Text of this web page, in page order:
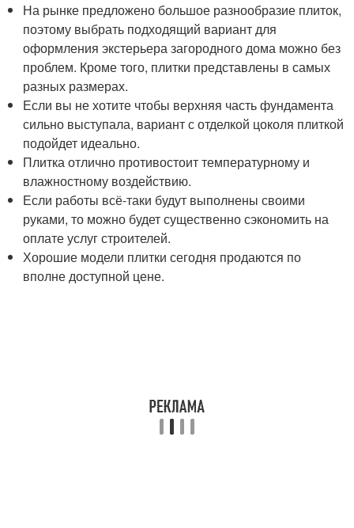
На рынке предложено большое разнообразие плиток,
поэтому выбрать подходящий вариант для
оформления экстерьера загородного дома можно без
проблем. Кроме того, плитки представлены в самых
разных размерах.
Если вы не хотите чтобы верхняя часть фундамента
сильно выступала, вариант с отделкой цоколя плиткой
подойдет идеально.
Плитка отлично противостоит температурному и
влажностному воздействию.
Если работы всё-таки будут выполнены своими
руками, то можно будет существенно сэкономить на
оплате услуг строителей.
Хорошие модели плитки сегодня продаются по
вполне доступной цене.